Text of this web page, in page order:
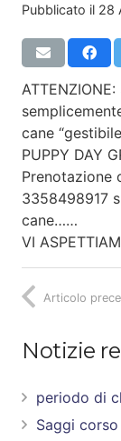
Pubblicato il 28
cane
PUPPY DAY
Prenotazione
3358498917
cane……
VI
Articolo
Notizie
periodo di
Saggi